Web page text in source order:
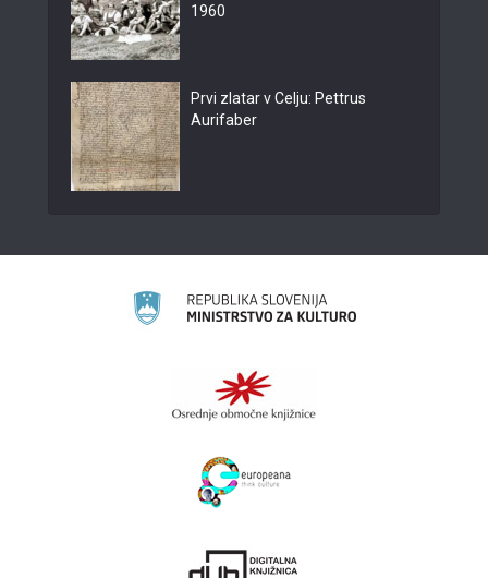
1960
Prvi zlatar v Celju: Pettrus
Aurifaber